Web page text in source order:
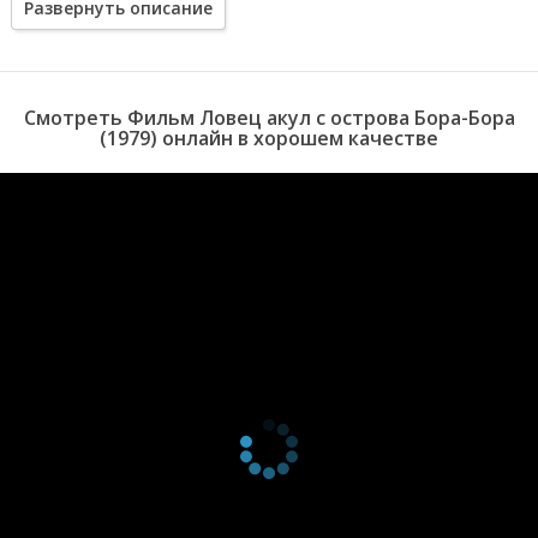
Развернуть описание
Смотреть Фильм Ловец акул с острова Бора-Бора
(1979) онлайн в хорошем качестве